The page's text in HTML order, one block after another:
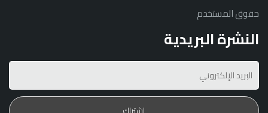
حقوق المستخدم
النشرة البريدية